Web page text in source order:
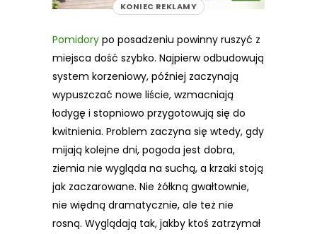
KONIEC REKLAMY
Pomidory po posadzeniu powinny ruszyć z
miejsca dość szybko. Najpierw odbudowują
system korzeniowy, później zaczynają
wypuszczać nowe liście, wzmacniają
łodygę i stopniowo przygotowują się do
kwitnienia. Problem zaczyna się wtedy, gdy
mijają kolejne dni, pogoda jest dobra,
ziemia nie wygląda na suchą, a krzaki stoją
jak zaczarowane. Nie żółkną gwałtownie,
nie więdną dramatycznie, ale też nie
rosną. Wyglądają tak, jakby ktoś zatrzymał